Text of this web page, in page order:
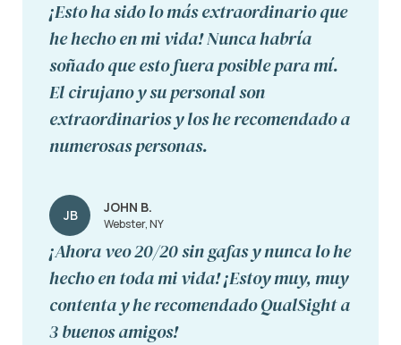
¡Esto ha sido lo más extraordinario que
he hecho en mi vida! Nunca habría
soñado que esto fuera posible para mí.
El cirujano y su personal son
extraordinarios y los he recomendado a
numerosas personas.
JB JOHN B.
Webster, NY
¡Ahora veo 20/20 sin gafas y nunca lo he
hecho en toda mi vida! ¡Estoy muy, muy
contenta y he recomendado QualSight a
3 buenos amigos!